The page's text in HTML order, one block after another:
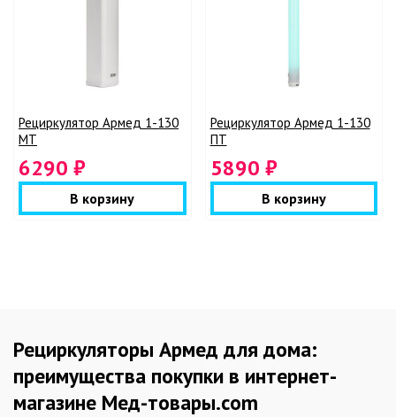
Рециркулятор Армед 1-130
МТ
6290 ₽
В корзину
Рециркулятор Армед 1-130
ПТ
5890 ₽
В корзину
Рециркуляторы Армед для дома:
преимущества покупки в интернет-
магазине Мед-товары.com